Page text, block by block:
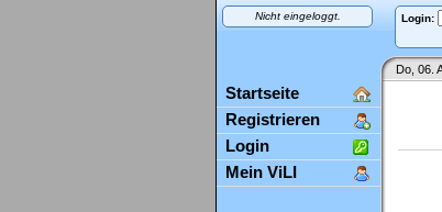
Nicht eingeloggt. Login:
Do, 06.
Startseite
Registrieren
Login
Mein ViLI